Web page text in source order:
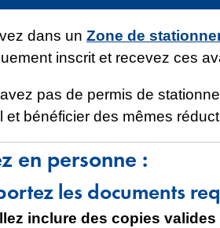
dans un Zone de
inscrit et recevez ces
pas de permis de
et bénéficier des mêmes
en personne :
les documents
inclure des copies